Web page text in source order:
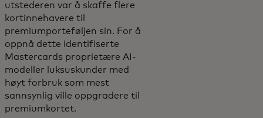
utstederen var å skaffe flere
kortinnehavere til
premiumporteføljen sin. For å
oppnå dette identifiserte
Mastercards proprietære AI-
modeller luksuskunder med
høyt forbruk som mest
sannsynlig ville oppgradere til
premiumkortet.